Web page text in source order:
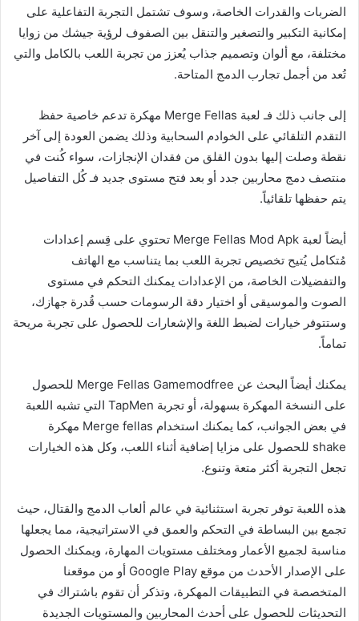
الضربات والقدرات الخاصة، وسوف تشتمل التجربة التفاعلية على
إمكانية التكبير والتصغير والتنقل بين الصفوف لرؤية جيشك من زوايا
مختلفة، مع ألوان وتصميم جذاب يُعزز من تجربة اللعب بالكامل والتي
تُعد من أجمل تجارب الدمج المتاحة.
إلى جانب ذلك فـ لعبة Merge Fellas مهكرة تدعم خاصية حفظ
التقدم التلقائي على الخوادم السحابية وذلك يضمن العودة إلى آخر
نقطة وصلت إليها بدون القلق من فقدان الإنجازات، سواء كُنت في
منتصف دمج محاربين جدد أو بعد فتح مستوى جديد فـ كُل التفاصيل
يتم حفظها تلقائياً.
أيضاً لعبة Merge Fellas Mod Apk تحتوي على قِسم إعدادات
مُتكامل يُتيح تخصيص تجربة اللعب بما يتناسب مع الهاتف
والتفضيلات الخاصة، من الإعدادات يمكنك التحكم في مستوى
الصوت والموسيقى أو اختيار دقة الرسومات حسب قُدرة جهازك،
وستتوفر خيارات لضبط اللغة والإشعارات للحصول على تجربة مريحة
تماماً.
يمكنك أيضاً البحث عن Merge Fellas Gamemodfree للحصول
على النسخة المهكرة بسهولة، أو تجربة TapMen التي تشبه اللعبة
في بعض الجوانب، كما يمكنك استخدام Merge fellas مهكرة
shake للحصول على مزايا إضافية أثناء اللعب، وكل هذه الخيارات
تجعل التجربة أكثر متعة وتنوع.
هذه اللعبة توفر تجربة استثنائية في عالم ألعاب الدمج والقتال، حيث
تجمع بين البساطة في التحكم والعمق في الاستراتيجية، مما يجعلها
مناسبة لجميع الأعمار ومختلف مستويات المهارة، ويمكنك الحصول
على الإصدار الأحدث من موقع Google Play أو من موقعنا
المتخصصة في التطبيقات المهكرة، وتذكر أن تقوم باشتراك في
التحديثات للحصول على أحدث المحاربين والمستويات الجديدة